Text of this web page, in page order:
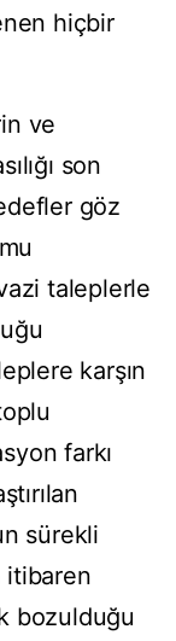
hiçbir
ve
son
göz
taleplerle
karşın
farkı
sürekli
itibaren
bozulduğu